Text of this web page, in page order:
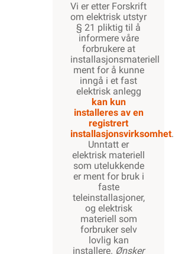
Vi er etter Forskrift
om elektrisk utstyr
§ 21 pliktig til å
informere våre
forbrukere at
installasjonsmateriell
ment for å kunne
inngå i et fast
elektrisk anlegg
kan kun
installeres av en
registrert
installasjonsvirksomhet.
Unntatt er
elektrisk materiell
som utelukkende
er ment for bruk i
faste
teleinstallasjoner,
og elektrisk
materiell som
forbruker selv
lovlig kan
installere. Ønsker